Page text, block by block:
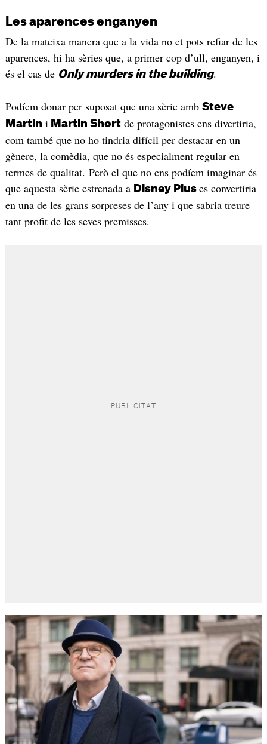
Les aparences enganyen
De la mateixa manera que a la vida no et pots refiar de les
aparences, hi ha sèries que, a primer cop d’ull, enganyen, i
és el cas de Only murders in the building.
Podíem donar per suposat que una sèrie amb Steve
Martin i Martin Shortde protagonistes ens divertiria,
com també que no ho tindria difícil per destacar en un
gènere, la comèdia, que no és especialment regular en
termes de qualitat. Però el que no ens podíem imaginar és
que aquesta sèrie estrenada a Disney Plus es convertiria
en una de les grans sorpreses de l’any i que sabria treure
tant profit de les seves premisses.